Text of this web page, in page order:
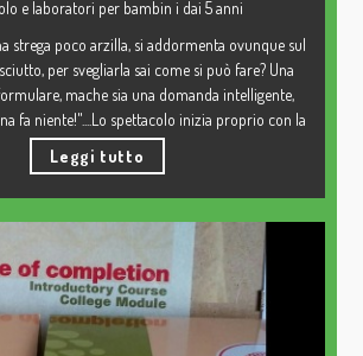
e laboratori per bambin i dai 5 anni
strega poco arzilla, si addormenta ovunque sul
per svegliarla sai come si può fare? Una
mache sia una domanda intelligente,
fa niente!"....Lo spettacolo inizia proprio con la
che dorme, e si sveglia solo se i bambini fanno
ed erbe, un modo per rendere protagonisti
i bambini con la loro curiosità. risponde alle
presentarsi con una filastrocca in rima sulla
delle streghe e sulle erbe officinali.
possibile associare laboratori quali: erbario,
carta, smudge, tisane, unguenti, balsami labbra.
per feste di compleanno o altri eventi
Leggi tutto